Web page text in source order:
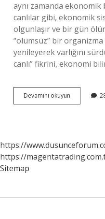
aynı zamanda
canlılar gibi, ekonomik
olgunlaşır ve bir gün
“ölümsüz” bir
yenileyerek varlığını
canlı” fikrini, ekonomi
Devamını okuyun Ölmeyen
bir
https://
https://
Sitemap